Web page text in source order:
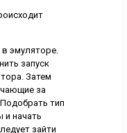
эмуляторе.
запуск
Затем
за
тип
и начать
зайти